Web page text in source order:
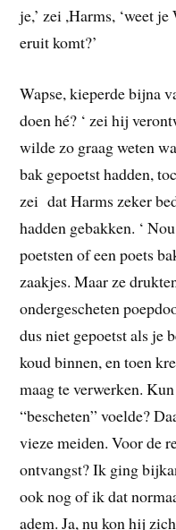
je,’ zei ,Harms, ‘weet
eruit komt?’
Wapse, kieperde bijna
doen hé? ‘ zei hij
wilde zo graag weten
bak gepoetst hadden,
zei dat Harms zeker
hadden gebakken. ‘
poetsten of een poets
zaakjes. Maar ze
ondergescheten
dus niet gepoetst als je
koud binnen, en toen
maag te verwerken.
“bescheten” voelde?
vieze meiden. Voor de
ontvangst? Ik ging
ook nog of ik dat
adem. Ja, nu kon hij